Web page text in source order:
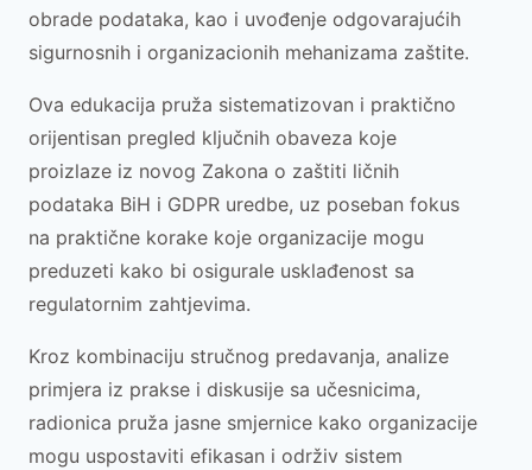
obrade podataka, kao i uvođenje odgovarajućih
sigurnosnih i organizacionih mehanizama zaštite.
Ova edukacija pruža sistematizovan i praktično
orijentisan pregled ključnih obaveza koje
proizlaze iz novog Zakona o zaštiti ličnih
podataka BiH i GDPR uredbe, uz poseban fokus
na praktične korake koje organizacije mogu
preduzeti kako bi osigurale usklađenost sa
regulatornim zahtjevima.
Kroz kombinaciju stručnog predavanja, analize
primjera iz prakse i diskusije sa učesnicima,
radionica pruža jasne smjernice kako organizacije
mogu uspostaviti efikasan i održiv sistem